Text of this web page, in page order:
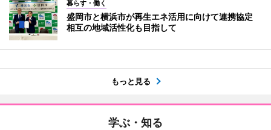
暮らす・働く
盛岡市と横浜市が再生エネ活用に向けて連携協定
相互の地域活性化も目指して
もっと見る
学ぶ・知る